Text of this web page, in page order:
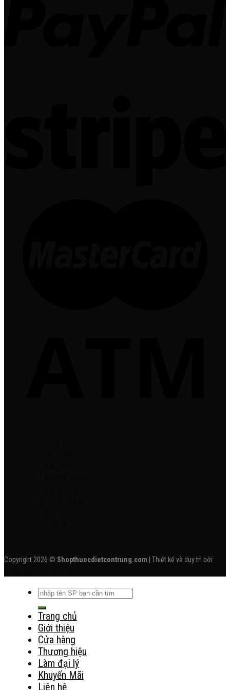
Copyright 2026 © Shopthuocdietcontrung.com | Thiết kế và duy trì bởi
Tìm
kiếm:
Trang chủ
Giới thiệu
Cửa hàng
Thương hiệu
Làm đại lý
Khuyến Mãi
Liên hệ